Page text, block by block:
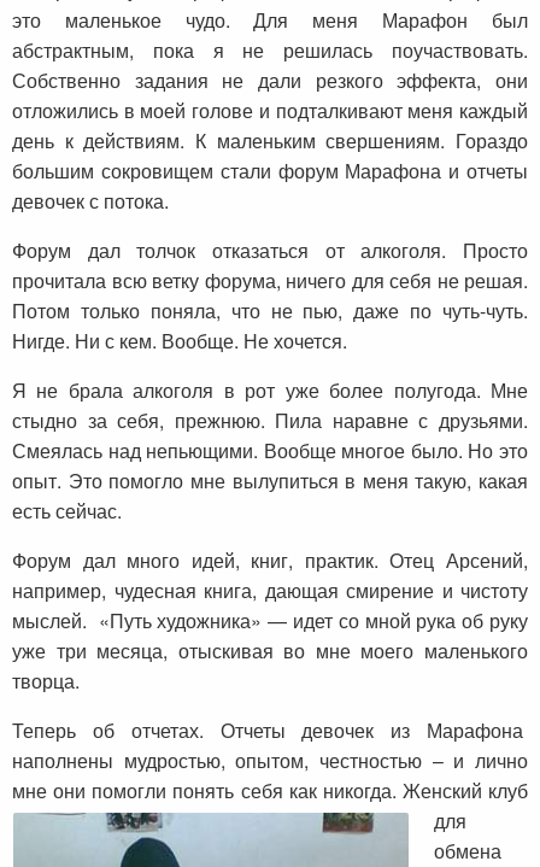
это маленькое чудо. Для меня Марафон был
абстрактным, пока я не решилась поучаствовать.
Собственно задания не дали резкого эффекта, они
отложились в моей голове и подталкивают меня каждый
день к действиям. К маленьким свершениям. Гораздо
большим сокровищем стали форум Марафона и отчеты
девочек с потока.
Форум дал толчок отказаться от алкоголя. Просто
прочитала всю ветку форума, ничего для себя не решая.
Потом только поняла, что не пью, даже по чуть-чуть.
Нигде. Ни с кем. Вообще. Не хочется.
Я не брала алкоголя в рот уже более полугода. Мне
стыдно за себя, прежнюю. Пила наравне с друзьями.
Смеялась над непьющими. Вообще многое было. Но это
опыт. Это помогло мне вылупиться в меня такую, какая
есть сейчас.
Форум дал много идей, книг, практик. Отец Арсений,
например, чудесная книга, дающая смирение и чистоту
мыслей. «Путь художника» — идет со мной рука об руку
уже три месяца, отыскивая во мне моего маленького
творца.
Теперь об отчетах. Отчеты девочек из Марафона
наполнены мудростью, опытом, честностью – и лично
мне они помогли понять себя как никогда. Женский клуб
для
обмена